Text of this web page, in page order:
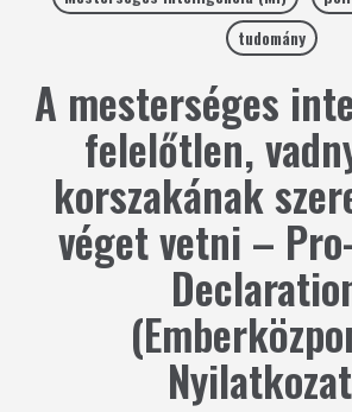
tudomány
A mesterséges
felelőtlen,
korszakának
véget vetni –